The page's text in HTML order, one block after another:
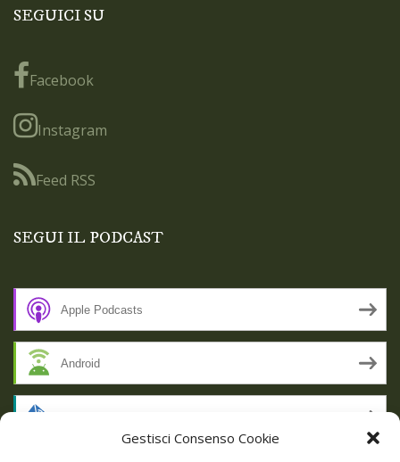
Gestisci Consenso Cookie
SEGUICI SU
Facebook
Instagram
Feed RSS
SEGUI IL PODCAST
Apple Podcasts
Android